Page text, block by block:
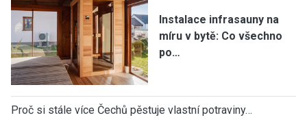
Instalace infrasauny na
míru v bytě: Co všechno
po…
Proč si stále více Čechů pěstuje vlastní potraviny…